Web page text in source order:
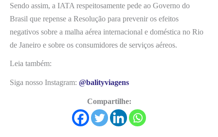
Sendo assim, a IATA respeitosamente pede ao Governo do
Brasil que repense a Resolução para prevenir os efeitos
negativos sobre a malha aérea internacional e doméstica no Rio
de Janeiro e sobre os consumidores de serviços aéreos.
Leia também:
Siga nosso Instagram: @balityviagens
Compartilhe: